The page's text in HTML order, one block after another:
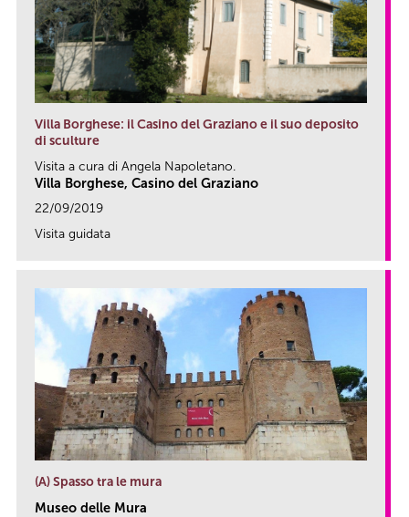
Villa Borghese: il Casino del Graziano e il suo deposito
di sculture
Visita a cura di Angela Napoletano.
Villa Borghese, Casino del Graziano
22/09/2019
Visita guidata
(A) Spasso tra le mura
Museo delle Mura